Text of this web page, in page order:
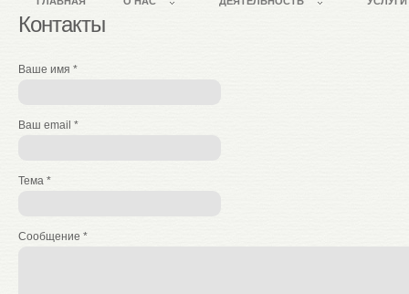
Контакты
Ваше имя *
Ваш email *
Тема *
Сообщение *